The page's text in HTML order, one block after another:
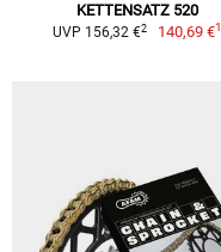
KETTENSATZ 520
UVP 156,32 €2 140,69 €1